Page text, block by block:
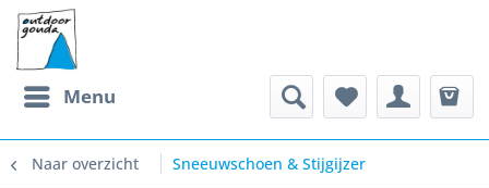
Menu
Naar overzicht Sneeuwschoen & Stijgijzer